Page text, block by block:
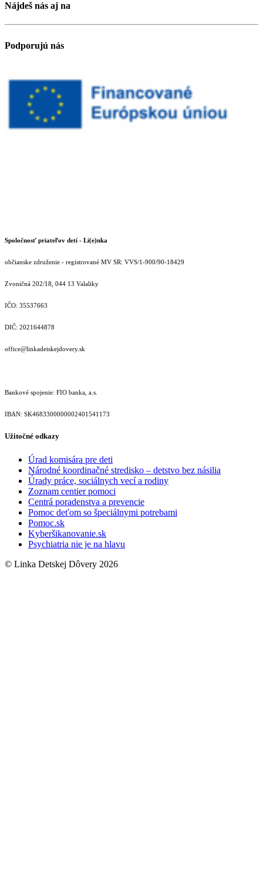
Nájdeš nás aj na
Podporujú nás
Spoločnosť priateľov detí - Li(e)nka
občianske združenie - registrované MV SR: VVS/1-900/90-18429
Zvoničná 202/18, 044 13 Valaliky
IČO: 35537663
DIČ: 2021644878
office@linkadetskejdovery.sk
Bankové spojenie: FIO banka, a.s.
IBAN: SK46833000000­02401541173
Užitočné odkazy
Úrad komisára pre deti
Národné koordinačné stredisko – detstvo bez násilia
Úrady práce, sociálnych vecí a rodiny
Zoznam centier pomoci
Centrá poradenstva a prevencie
Pomoc deťom so špeciálnymi potrebami
Pomoc.sk
Kyberšikanovanie.sk
Psychiatria nie je na hlavu
© Linka Detskej Dôvery 2026